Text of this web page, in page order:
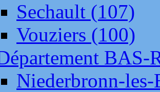
Sechault (107)
Vouziers (100)
BAS-
Niederbronn-